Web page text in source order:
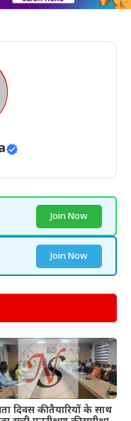
Join Now
Join Now
दिवस की तैयारियों के साथ